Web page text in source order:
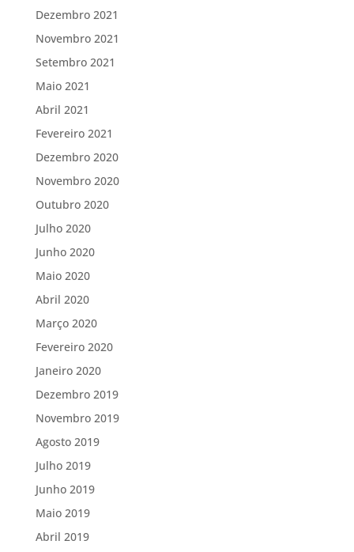
Dezembro 2021
Novembro 2021
Setembro 2021
Maio 2021
Abril 2021
Fevereiro 2021
Dezembro 2020
Novembro 2020
Outubro 2020
Julho 2020
Junho 2020
Maio 2020
Abril 2020
Março 2020
Fevereiro 2020
Janeiro 2020
Dezembro 2019
Novembro 2019
Agosto 2019
Julho 2019
Junho 2019
Maio 2019
Abril 2019